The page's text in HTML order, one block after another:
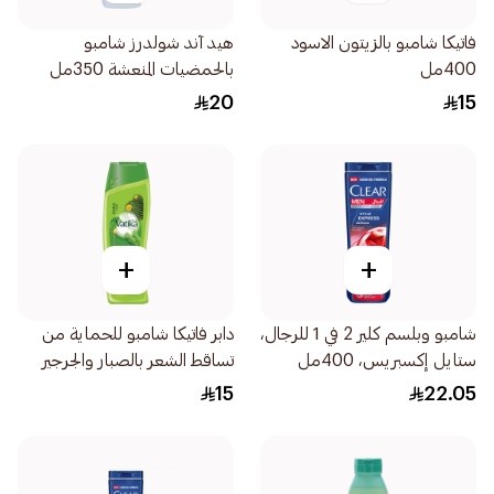
فاتيكا شامبو بالزيتون الاسود
400مل
15
هيد آند شولدرز شامبو
بالحمضيات المنعشة 350مل
20
+
شامبو وبلسم كلير 2 في 1 للرجال،
ستايل إكسبريس، 400مل
22.05
+
دابر فاتيكا شامبو للحماية من
تساقط الشعر بالصبار والجرجير
400مل
15